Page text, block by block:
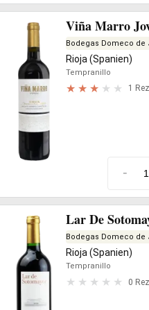
Viña Marro
Bodegas Domeco de
Rioja (Spanien)
Tempranillo
1
-
Lar De
Bodegas Domeco de
Rioja (Spanien)
Tempranillo
0